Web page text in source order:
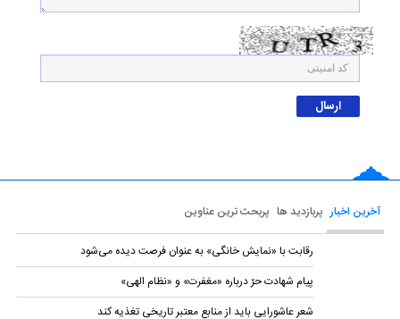
آخرین اخبار پربازدید ها پربحث ترین عناوین
رقابت با «نمایش خانگی» به عنوان فرصت دیده می‌شود
پیام شهادت حرّ درباره «مغفرت» و «نظام الهی»
شعر عاشورایی باید از منابع معتبر تاریخی تغذیه کند